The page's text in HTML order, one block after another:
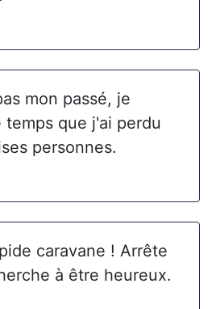
mon passé, je
que j'ai perdu
personnes.
caravane ! Arrête
à être heureux.